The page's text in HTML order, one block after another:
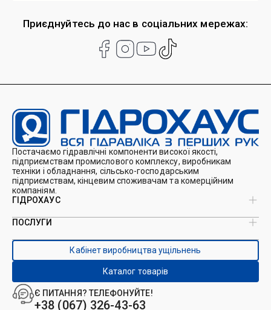
Приєднуйтесь до нас в соціальних мережах:
Постачаємо гідравлічні компоненти високої якості,
підприємствам промислового комплексу, виробникам
техніки і обладнання, сільсько-господарським
підприємствам, кінцевим споживачам та комерційним
компаніям.
Є ПИТАННЯ? ТЕЛЕФОНУЙТЕ!
+38 (067) 326-43-63
ГІДРОХАУС
Про нас
Каталоги
Контакти
ПОСЛУГИ
Виробництво ущільнень
Виробництво гідроциліндрів
Ремонт гідроциліндрів
Ремонт і виготовлення РВТ
Ремонт техніки
Гідрофікація авто
Кабінет виробництва ущільнень
Каталог товарів